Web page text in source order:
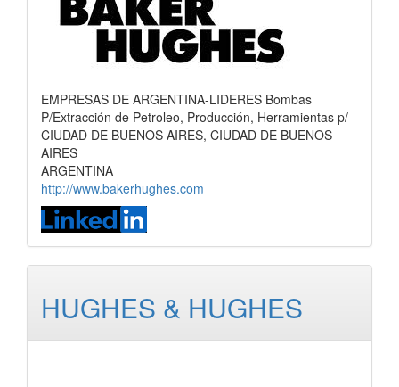
EMPRESAS DE ARGENTINA-LIDERES Bombas
P/Extracción de Petroleo, Producción, Herramientas p/
CIUDAD DE BUENOS AIRES, CIUDAD DE BUENOS
AIRES
ARGENTINA
http://www.bakerhughes.com
HUGHES & HUGHES